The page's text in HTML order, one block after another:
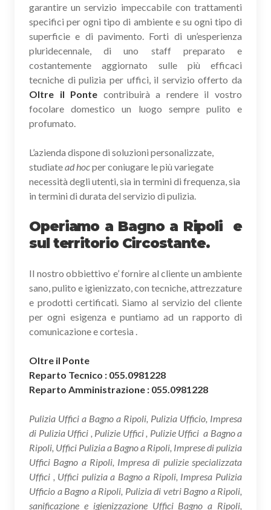
garantire un servizio impeccabile con trattamenti
specifici per ogni tipo di ambiente e su ogni tipo di
superficie e di pavimento. Forti di un’esperienza
pluridecennale, di uno staff preparato e
costantemente aggiornato sulle più efficaci
tecniche di pulizia per uffici, il servizio offerto da
Oltre il Ponte contribuirà a rendere il vostro
focolare domestico un luogo sempre pulito e
profumato.
L’azienda dispone di soluzioni personalizzate,
studiatead hocper coniugare le più variegate
necessità degli utenti, sia in termini di frequenza, sia
in termini di durata del servizio di pulizia.
Operiamo a Bagno a Ripoli e
sul territorio Circostante.
Il nostro obbiettivo e’ fornire al cliente un ambiente
sano, pulito e igienizzato, con tecniche, attrezzature
e prodotti certificati. Siamo al servizio del cliente
per ogni esigenza e puntiamo ad un rapporto di
comunicazione e cortesia .
Oltre il Ponte
Reparto Tecnico : 055.0981228
Reparto Amministrazione : 055.0981228
Pulizia Uffici a Bagno a Ripoli, Pulizia Ufficio, Impresa
di Pulizia Uffici , Pulizie Uffici , Pulizie Uffici a Bagno a
Ripoli, Uffici Pulizia a Bagno a Ripoli, Imprese di pulizia
Uffici Bagno a Ripoli, Impresa di pulizie specializzata
Uffici , Uffici pulizia a Bagno a Ripoli, Impresa Pulizia
Ufficio a Bagno a Ripoli, Pulizia di vetri Bagno a Ripoli,
sanificazione e igienizzazione Uffici Bagno a Ripoli,